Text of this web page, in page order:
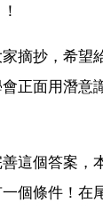
摘抄，希望
正面用潛意
這個答案，
個條件！在